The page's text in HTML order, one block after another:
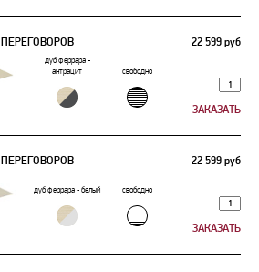
22 599 руб
дуб феррара -
антрацит
свободно
22 599 руб
дуб феррара - белый
свободно